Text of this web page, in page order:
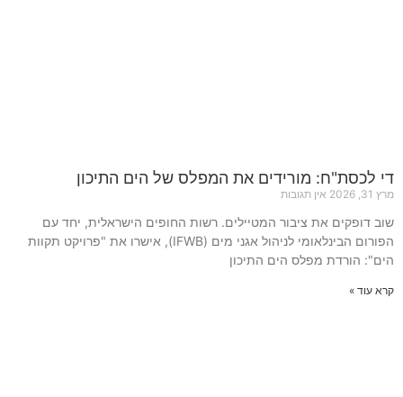
די לכסת"ח: מורידים את המפלס של הים התיכון
מרץ 31, 2026 אין תגובות
שוב דופקים את ציבור המטיילים. רשות החופים הישראלית, יחד עם
הפורום הבינלאומי לניהול אגני מים (IFWB), אישרו את "פרויקט תקוות
הים": הורדת מפלס הים התיכון
קרא עוד »